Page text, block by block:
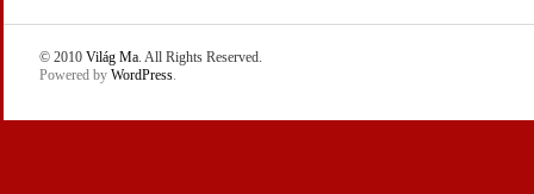
© 2010 Világ Ma. All Rights Reserved.
Powered by WordPress.